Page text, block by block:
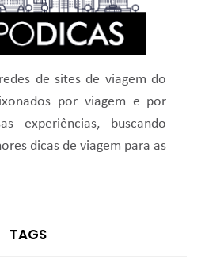
de sites de viagem do
por viagem e por
experiências, buscando
dicas de viagem para as
TAGS